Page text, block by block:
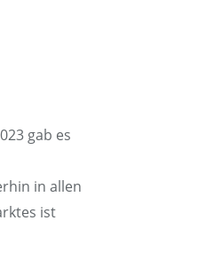
gab es
in allen
ist